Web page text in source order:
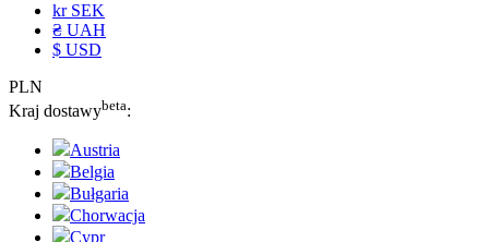
kr SEK
₴ UAH
$ USD
PLN
Kraj dostawybeta:
Austria
Belgia
Bułgaria
Chorwacja
Cypr